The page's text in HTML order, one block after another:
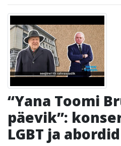
“Yana Toomi
päevik”:
LGBT ja abordid